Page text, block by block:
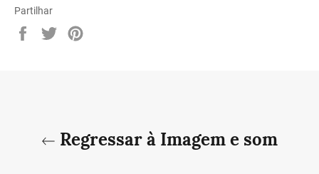
Partilhar
Partilhe Twittar
Regressar à Imagem e som